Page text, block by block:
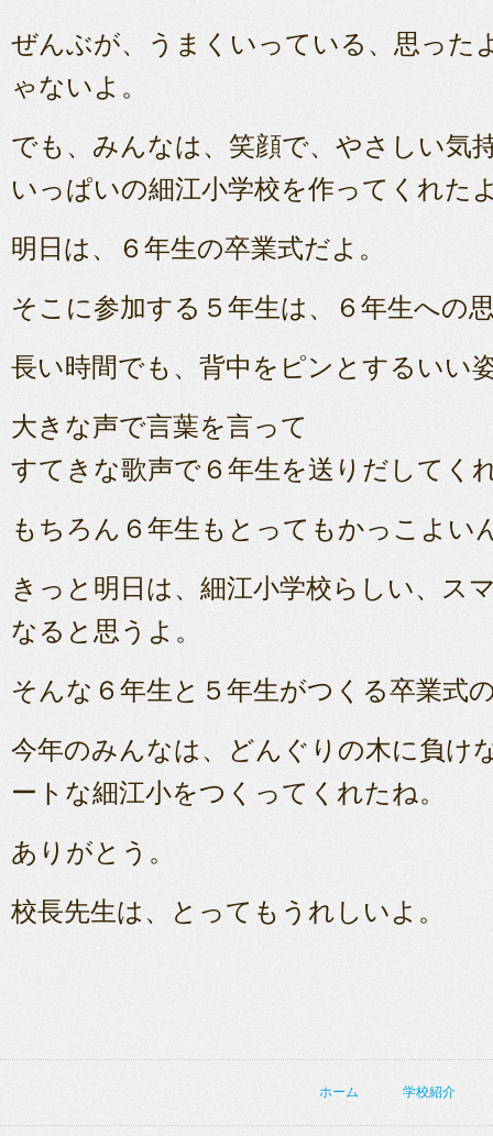
ぜんぶが、うまくいっている、思った
ゃないよ。
でも、みんなは、笑顔で、やさしい気
いっぱいの細江小学校を作ってくれた
明日は、６年生の卒業式だよ。
そこに参加する５年生は、６年生への
長い時間でも、背中をピンとするいい
大きな声で言葉を言って
すてきな歌声で６年生を送りだしてく
もちろん６年生もとってもかっこよい
きっと明日は、細江小学校らしい、ス
なると思うよ。
そんな６年生と５年生がつくる卒業式
今年のみんなは、どんぐりの木に負け
ートな細江小をつくってくれたね。
ありがとう。
校長先生は、とってもうれしいよ。
ホーム 学校紹介